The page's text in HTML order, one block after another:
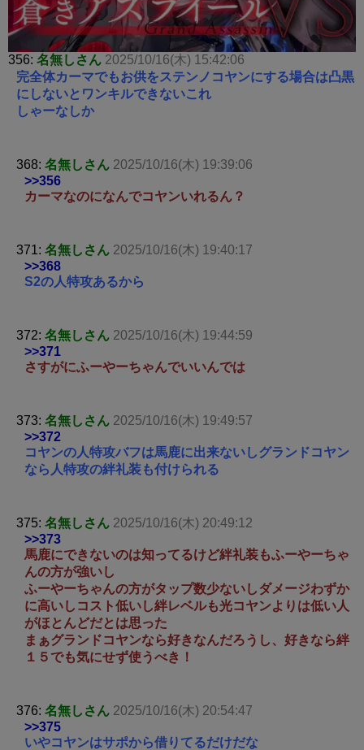
356: 名無しさん 2025/10/16(木) 15:42:06
完全体カーマでもお供をステンノコヤンにする場合は凸黒
にしないとワンキルできないこれ
しゃーなしか
368: 名無しさん 2025/10/16(木) 19:39:06
>>356
カーマなのになんでコヤンいれるん？
371: 名無しさん 2025/10/16(木) 19:40:17
>>368
S2の人特攻あるから
372: 名無しさん 2025/10/16(木) 19:44:59
>>371
さすがにふーやーちゃんでいいんでは
373: 名無しさん 2025/10/16(木) 19:49:57
>>372
コヤンの人特攻バフは馬鹿に出来ないしグランドコヤン
なら人特攻の絆礼装も付けられる
375: 名無しさん 2025/10/16(木) 20:49:12
>>373
馬鹿にできないのは知ってるけど絆礼装もふーやーちゃ
んの方が強いし
ふーやーちゃんの方がタップ数少ないしダメージわずか
に高いしコスト低いし絆レベルも光コヤンよりは低い人
がほとんどだとは思った
まぁグランドコヤンなら好きなんだろうし、好きなら絆
１５でも気にせず使うべき！
376: 名無しさん 2025/10/16(木) 20:54:47
>>375
いやコヤンはサポから借りてるだけだな